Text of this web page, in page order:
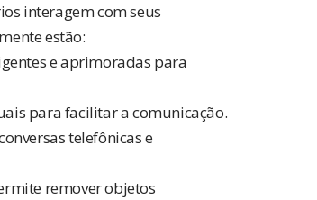
interagem com seus
estão:
e aprimoradas para
para facilitar a comunicação.
telefônicas e
remover objetos